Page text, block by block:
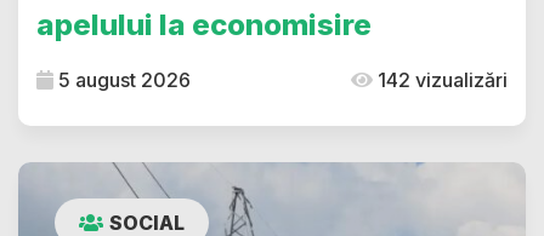
apelului la economisire
5 august 2026 142 vizualizări
SOCIAL